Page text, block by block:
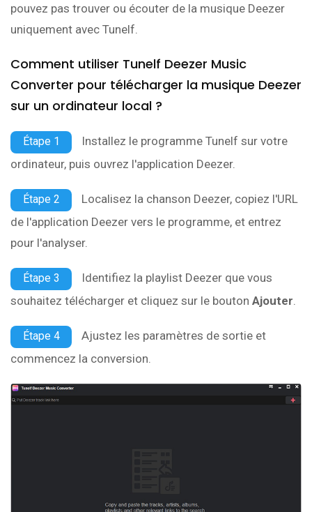
pouvez pas trouver ou écouter de la musique Deezer
uniquement avec Tunelf.
Comment utiliser Tunelf Deezer Music
Converter pour télécharger la musique Deezer
sur un ordinateur local ?
Étape 1
Installez le programme Tunelf sur votre
ordinateur, puis ouvrez l'application Deezer.
Étape 2
Localisez la chanson Deezer, copiez l'URL
de l'application Deezer vers le programme, et entrez
pour l'analyser.
Étape 3
Identifiez la playlist Deezer que vous
souhaitez télécharger et cliquez sur le bouton Ajouter.
Étape 4
Ajustez les paramètres de sortie et
commencez la conversion.